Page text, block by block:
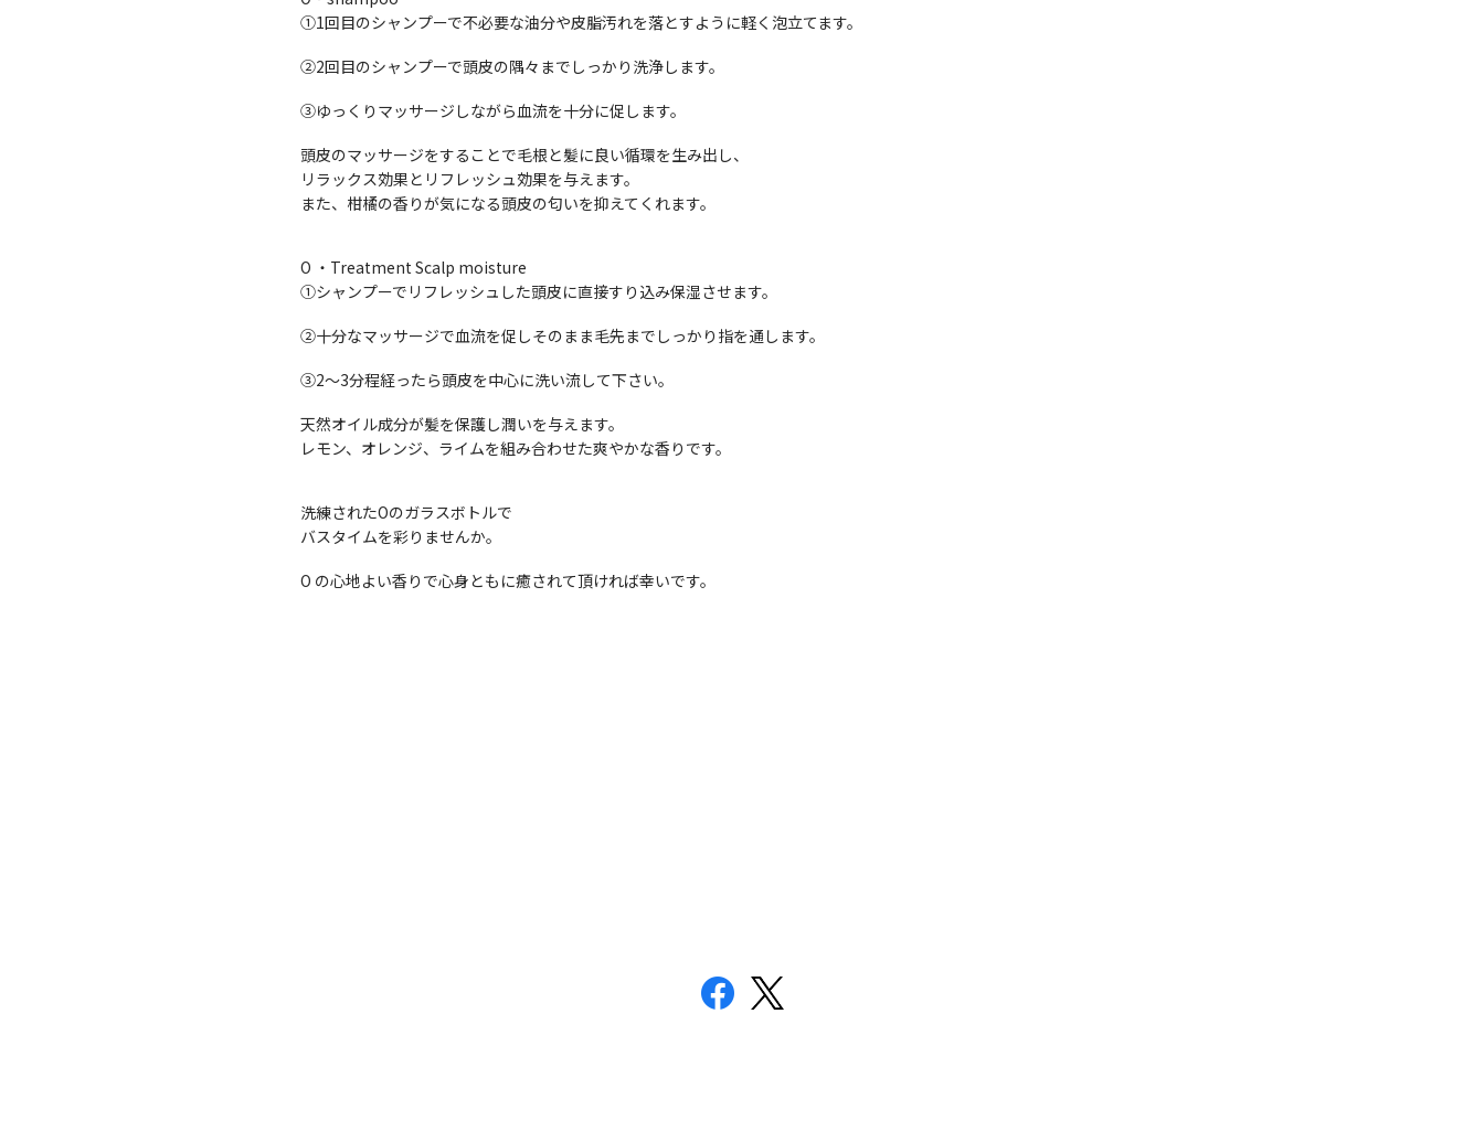
①1回目のシャンプーで不必要な油分や皮脂汚れを落とすように軽く泡立てます。
②2回目のシャンプーで頭皮の隅々までしっかり洗浄します。
③ゆっくりマッサージしながら血流を十分に促します。
頭皮のマッサージをすることで毛根と髪に良い循環を生み出し、
リラックス効果とリフレッシュ効果を与えます。
また、柑橘の香りが気になる頭皮の匂いを抑えてくれます。
O ・Treatment Scalp moisture
①シャンプーでリフレッシュした頭皮に直接すり込み保湿させます。
②十分なマッサージで血流を促しそのまま毛先までしっかり指を通します。
③2〜3分程経ったら頭皮を中心に洗い流して下さい。
天然オイル成分が髪を保護し潤いを与えます。
レモン、オレンジ、ライムを組み合わせた爽やかな香りです。
洗練されたOのガラスボトルで
バスタイムを彩りませんか。
O の心地よい香りで心身ともに癒されて頂ければ幸いです。